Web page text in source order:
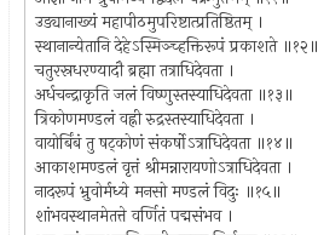
उड्यानाख्यं महापीठमुपरिष्टात्प्रतिष्ठितम् ।
स्थानान्येतानि देहेऽस्मिञ्च्हक्तिरूपं प्रकाशते ॥१२॥
चतुरस्रधरण्यादौ ब्रह्मा तत्राधिदेवता ।
अर्धचन्द्राकृति जलं विष्णुस्तस्याधिदेवता ॥१३॥
त्रिकोणमण्डलं वह्नी रुद्रस्तस्याधिदेवता ।
वायोर्बिंबं तु षट्कोणं संकर्षोऽत्राधिदेवता ॥१४॥
आकाशमण्डलं वृत्तं श्रीमन्नारायणोऽत्राधिदेवता ।
नादरूपं भ्रुवोर्मध्ये मनसो मण्डलं विदुः ॥१५॥
शांभवस्थानमेतत्ते वर्णितं पद्मसंभव ।